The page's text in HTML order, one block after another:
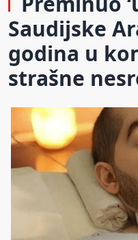
Saudijske
godina u
strašne